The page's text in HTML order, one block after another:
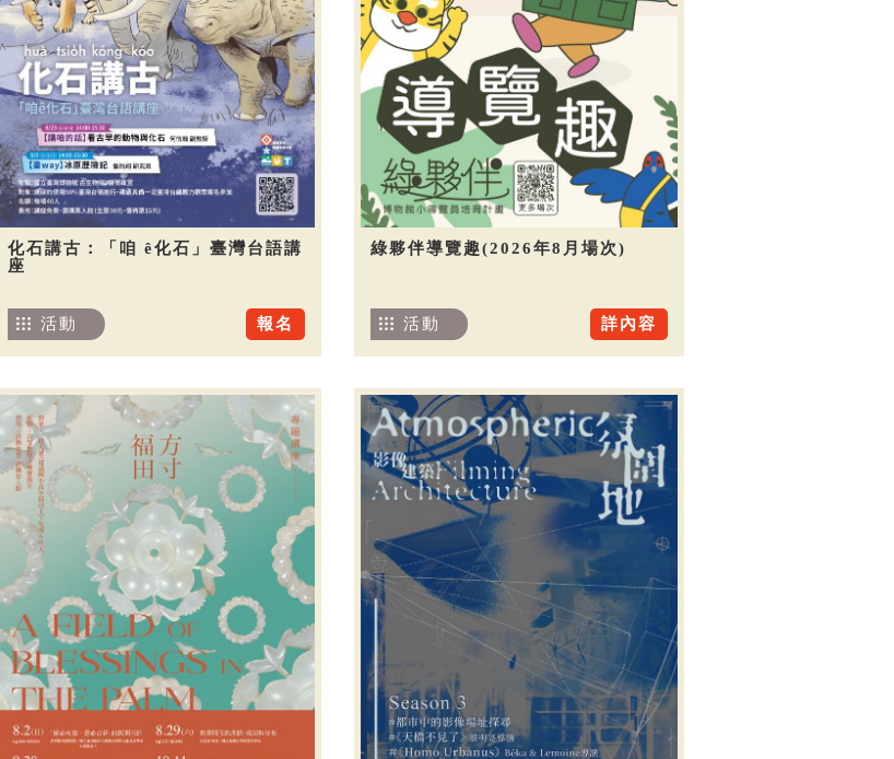
化石講古：「咱 ê化石」臺灣台語講
座
報名
活動
綠夥伴導覽趣(2026年8月場次)
詳內容
活動